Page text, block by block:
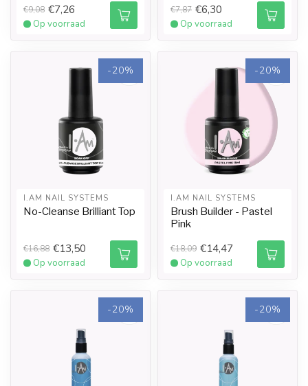
€9,08 €7,26
Op voorraad
€7,87 €6,30
Op voorraad
-20%
I.AM NAIL SYSTEMS
No-Cleanse Brilliant Top
€16,88 €13,50
Op voorraad
-20%
I.AM NAIL SYSTEMS
Brush Builder - Pastel
Pink
€18,09 €14,47
Op voorraad
-20% -20%